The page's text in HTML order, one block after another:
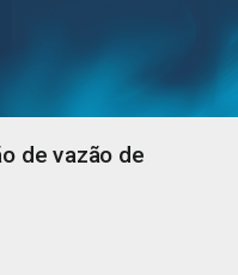
de vazão de